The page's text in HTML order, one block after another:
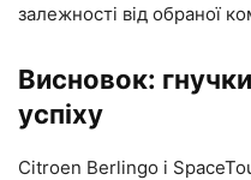
залежності від обраної
Висновок:
успіху
Citroen Berlingo і